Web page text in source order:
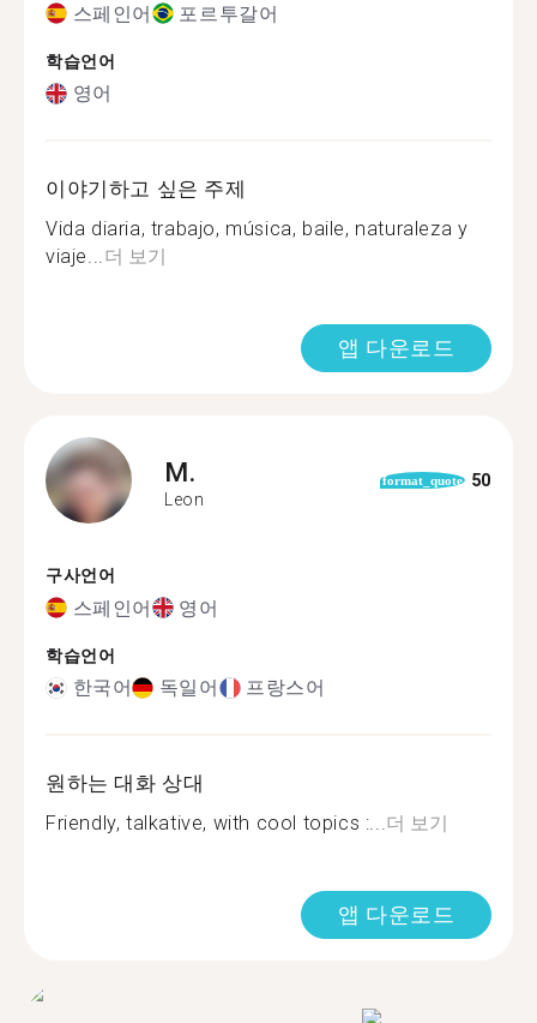
스페인어 포르투갈어
학습언어
영어
이야기하고 싶은 주제
Vida diaria, trabajo, música, baile, naturaleza y
viaje...더 보기
앱 다운로드
M.
Leon
format_quote 50
구사언어
스페인어 영어
학습언어
한국어 독일어 프랑스어
원하는 대화 상대
Friendly, talkative, with cool topics :...더 보기
앱 다운로드